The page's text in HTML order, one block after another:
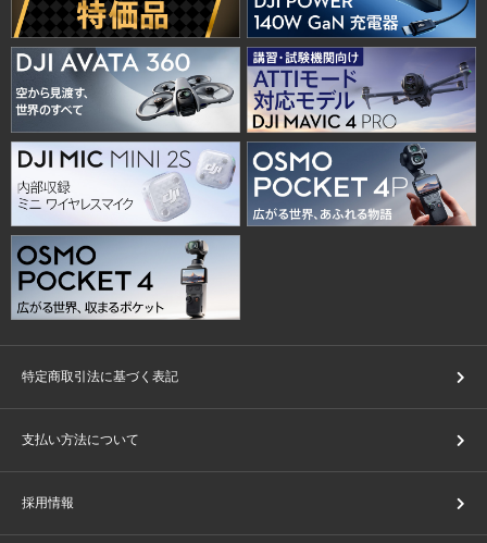
特定商取引法に基づく表記
支払い方法について
採用情報